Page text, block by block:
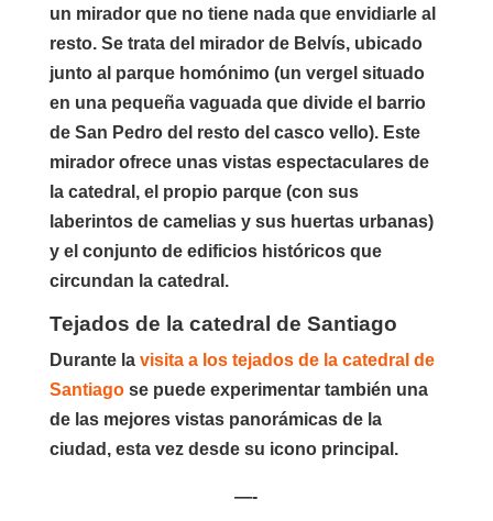
un mirador que no tiene nada que envidiarle al
resto. Se trata del mirador de Belvís, ubicado
junto al parque homónimo (un vergel situado
en una pequeña vaguada que divide el barrio
de San Pedro del resto del casco vello). Este
mirador ofrece unas vistas espectaculares de
la catedral, el propio parque (con sus
laberintos de camelias y sus huertas urbanas)
y el conjunto de edificios históricos que
circundan la catedral.
Tejados de la catedral de Santiago
Durante la visita a los tejados de la catedral de
Santiagose puede experimentar también una
de las mejores vistas panorámicas de la
ciudad, esta vez desde su icono principal.
—-